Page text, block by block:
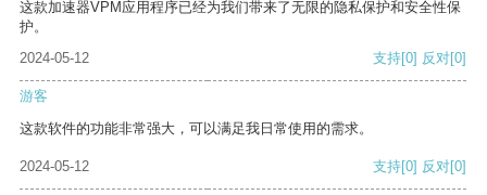
这款加速器VPM应用程序已经为我们带来了无限的隐私保护和安全性保
护。
2024-05-12
支持[0] 反对[0]
游客
这款软件的功能非常强大，可以满足我日常使用的需求。
2024-05-12 支持[0] 反对[0]